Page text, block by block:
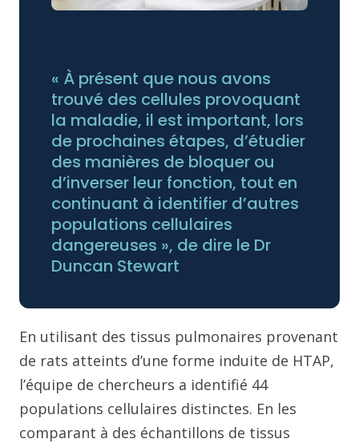
« À présent que nous avons
trouvé des cellules provoquant
la maladie, il est important, lors
de prochaines étapes, d’étudier
des manières de bloquer ou
d’inverser leur fonction, tout en
continuant à identifier d’autres
populations cellulaires
dangereuses », de dire le Dr
Duncan Stewart
En utilisant des tissus pulmonaires provenant
de rats atteints d’une forme induite de HTAP,
l’équipe de chercheurs a identifié 44
populations cellulaires distinctes. En les
comparant à des échantillons de tissus